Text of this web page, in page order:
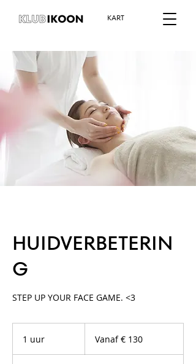
KART
HUIDVERBETERIN
G
STEP UP YOUR FACE GAME. <3
1 uur
euroVanaf € 130